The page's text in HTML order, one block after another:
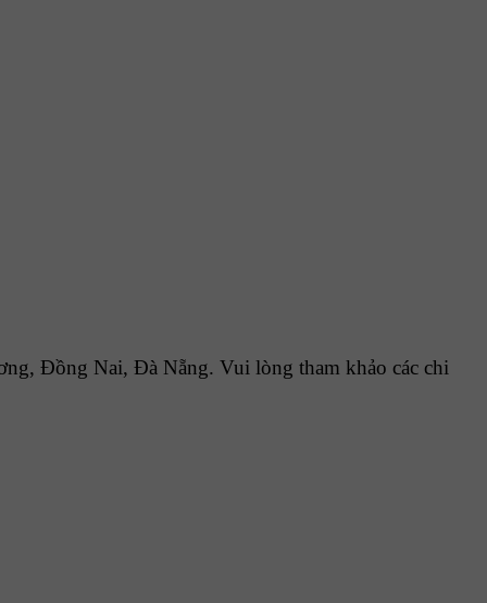
Đồng Nai, Đà Nẵng. Vui lòng tham khảo các chi